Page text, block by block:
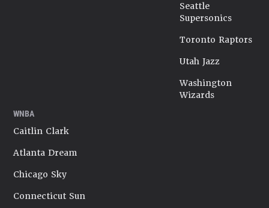
Seattle
Supersonics
Toronto Raptors
Utah Jazz
Washington
Wizards
WNBA
Caitlin Clark
Atlanta Dream
Chicago Sky
Connecticut Sun